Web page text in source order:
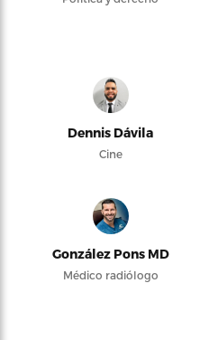
Dennis Dávila
Cine
González Pons MD
Médico radiólogo